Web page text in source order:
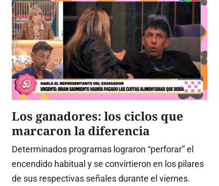
Los ganadores: los ciclos que
marcaron la diferencia
Determinados programas lograron “perforar” el
encendido habitual y se convirtieron en los pilares
de sus respectivas señales durante el viernes.